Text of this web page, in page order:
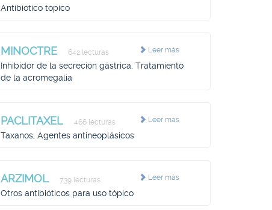
Antibiótico tópico
Leer más
MINOCTRE 642 lecturas
Inhibidor de la secreción gástrica, Tratamiento
de la acromegalia
Leer más
PACLITAXEL 466 lecturas
Taxanos, Agentes antineoplásicos
Leer más
ARZIMOL 739 lecturas
Otros antibióticos para uso tópico